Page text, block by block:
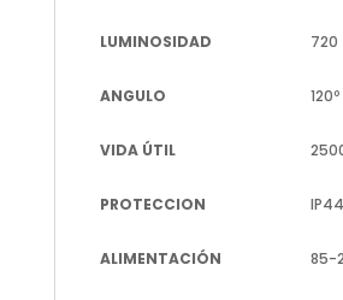
LUMINOSIDAD 720
ANGULO 120º
VIDA ÚTIL
PROTECCION IP44
ALIMENTACIÓN 85-